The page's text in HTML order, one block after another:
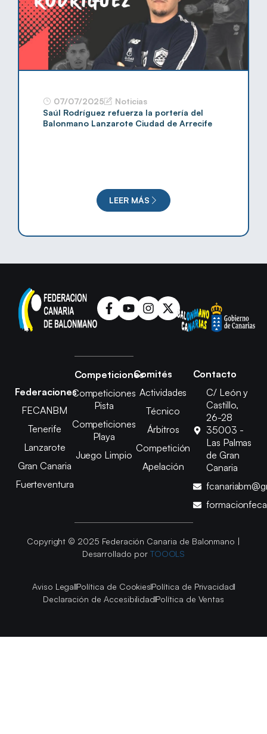
07/07/2025
Noticias
Saúl Rodríguez refuerza la portería del
Balonmano Lanzarote Ciudad de Arrecife
LEER MÁS
Federaciones
FECANBM
Tenerife
Lanzarote
Gran Canaria
Fuerteventura
Competiciones
Competiciones
Pista
Competiciones
Playa
Juego Limpio
Comités
Actividades
Técnico
Árbitros
Competición
Apelación
Contacto
C/ León y
Castillo,
26-28
35003 -
Las Palmas
de Gran
Canaria
Copyright © 2025 Federación Canaria de Balonmano |
Desarrollado por TOOOLS
Aviso LegalPolítica de CookiesPolítica de Privacidad
Declaración de AccesibilidadPolítica de Ventas